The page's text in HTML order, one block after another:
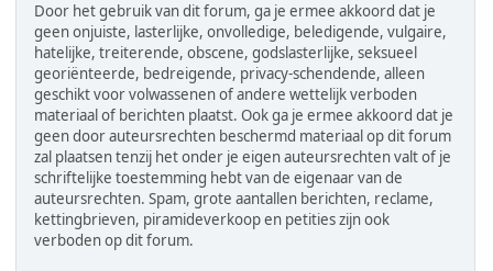
Door het gebruik van dit forum, ga je ermee akkoord dat je
geen onjuiste, lasterlijke, onvolledige, beledigende, vulgaire,
hatelijke, treiterende, obscene, godslasterlijke, seksueel
georiënteerde, bedreigende, privacy-schendende, alleen
geschikt voor volwassenen of andere wettelijk verboden
materiaal of berichten plaatst. Ook ga je ermee akkoord dat je
geen door auteursrechten beschermd materiaal op dit forum
zal plaatsen tenzij het onder je eigen auteursrechten valt of je
schriftelijke toestemming hebt van de eigenaar van de
auteursrechten. Spam, grote aantallen berichten, reclame,
kettingbrieven, piramideverkoop en petities zijn ook
verboden op dit forum.